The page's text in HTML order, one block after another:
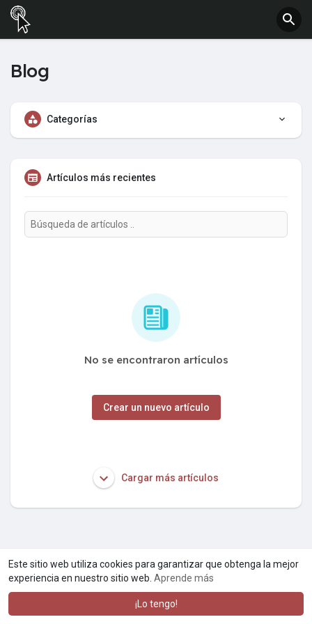
Este sitio web utiliza cookies para garantizar que obtenga la mejor
experiencia en nuestro sitio web. Aprende más
¡Lo tengo!
Blog
Categorías
Artículos más recientes
No se encontraron artículos
Crear un nuevo artículo
Cargar más artículos